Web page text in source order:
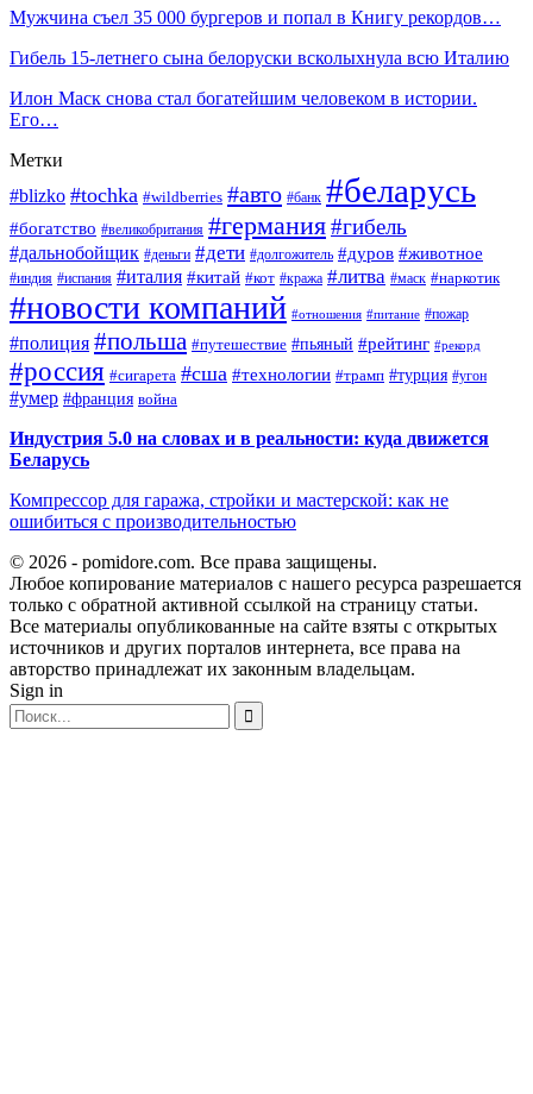
Мужчина съел 35 000 бургеров и попал в Книгу рекордов…
Гибель 15-летнего сына белоруски всколыхнула всю Италию
Илон Маск снова стал богатейшим человеком в истории.
Его…
Метки
#blizko #tochka #wildberries #авто #банк #беларусь
#богатство #великобритания #германия#гибель
#дальнобойщик #деньги #дети #долгожитель #дуров #животное
#индия #испания #италия #китай #кот #кража #литва #маск #наркотик
#новости компаний #отношения #питание #пожар
#полиция #польша #путешествие #пьяный #рейтинг #рекорд
#россия #сигарета #сша #технологии #трамп #турция #угон
#умер #франция война
Индустрия 5.0 на словах и в реальности: куда движется
Беларусь
Компрессор для гаража, стройки и мастерской: как не
ошибиться с производительностью
© 2026 - pomidore.com. Все права защищены.
Любое копирование материалов с нашего ресурса разрешается
только с обратной активной ссылкой на страницу статьи.
Все материалы опубликованные на сайте взяты с открытых
источников и других порталов интернета, все права на
авторство принадлежат их законным владельцам.
Sign in